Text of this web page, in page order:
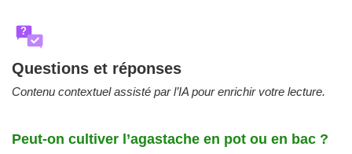
?
Questions et réponses
Contenu contextuel assisté par l’IA pour enrichir votre lecture.
Peut-on cultiver l’agastache en pot ou en bac ?